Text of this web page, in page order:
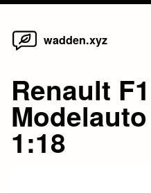
Skip
wadden.xyz
Renault
1:18